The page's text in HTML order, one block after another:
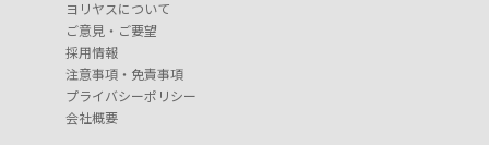
ヨリヤスについて
ご意見・ご要望
採用情報
注意事項・免責事項
プライバシーポリシー
会社概要